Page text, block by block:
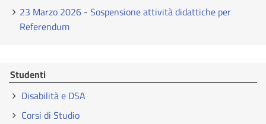
23 Marzo 2026 - Sospensione attività didattiche per
Referendum
Studenti
Disabilità e DSA
Corsi di Studio